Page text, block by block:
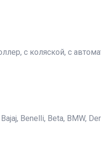
с коляской, с
Benelli, Beta, BMW,